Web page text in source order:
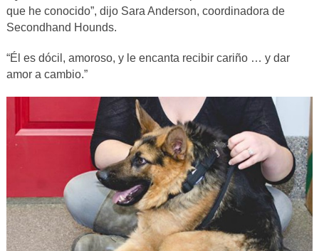
que he conocido”, dijo Sara Anderson, coordinadora de
Secondhand Hounds.
“Él es dócil, amoroso, y le encanta recibir cariño … y dar
amor a cambio.”